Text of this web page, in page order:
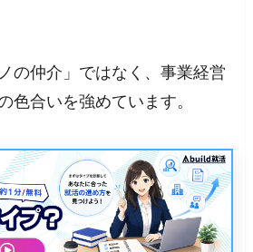
の仲介」ではなく、事業経営
色合いを強めています。